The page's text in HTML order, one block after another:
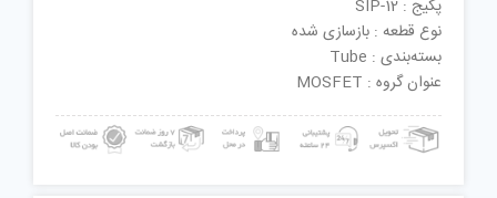
پکیج : SIP-12
نوع قطعه : بازسازی شده
بسته‌بندی : Tube
عنوان گروه : MOSFET